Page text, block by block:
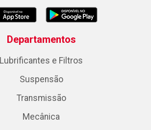
Departamentos
Lubrificantes e Filtros
Suspensão
Transmissão
Mecânica